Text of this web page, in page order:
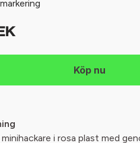
i rosa plast med